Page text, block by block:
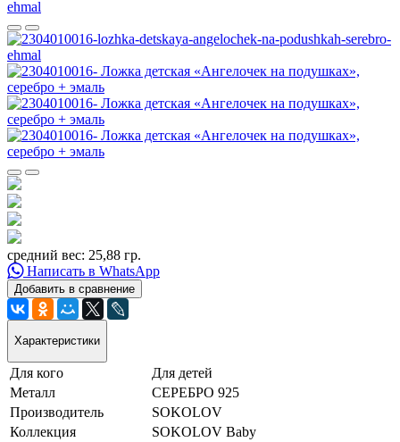
средний вес: 25,88 гр.
Написать в WhatsApp
Добавить в сравнение
Характеристики
Для кого
Для детей
Металл
СЕРЕБРО 925
Производитель
SOKOLOV
Коллекция
SOKOLOV Baby